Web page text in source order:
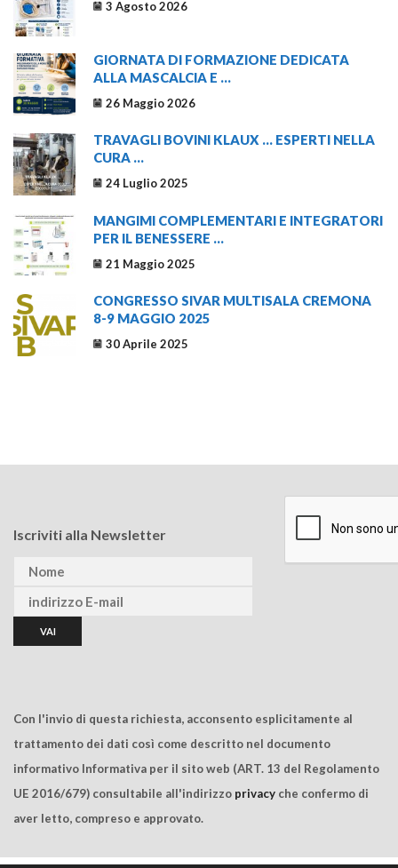
3 Agosto 2026
GIORNATA DI FORMAZIONE DEDICATA
ALLA MASCALCIA E ...
26 Maggio 2026
TRAVAGLI BOVINI KLAUX … ESPERTI NELLA
CURA ...
24 Luglio 2025
MANGIMI COMPLEMENTARI E INTEGRATORI
PER IL BENESSERE ...
21 Maggio 2025
CONGRESSO SIVAR MULTISALA CREMONA
8-9 MAGGIO 2025
30 Aprile 2025
Iscriviti alla Newsletter
Con l'invio di questa richiesta, acconsento esplicitamente al
trattamento dei dati così come descritto nel documento
informativo Informativa per il sito web (ART. 13 del Regolamento
UE 2016/679) consultabile all'indirizzo privacy che confermo di
aver letto, compreso e approvato.